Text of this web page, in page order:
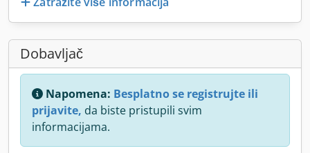
Dobavljač
Napomena: Besplatno se registrujte ili
prijavite, da biste pristupili svim
informacijama.